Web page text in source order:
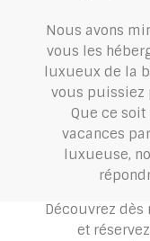
Nous avons
vous les
luxueux de la
vous puissiez
Que ce
vacances
luxueuse,
Découvrez
et